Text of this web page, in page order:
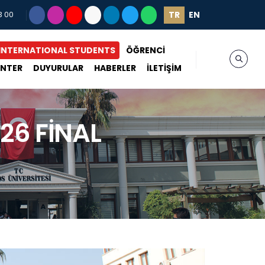
00 TR EN
STUDENTS
ÖĞRENCİ
DUYURULAR HABERLER İLETİŞİM
FİNAL